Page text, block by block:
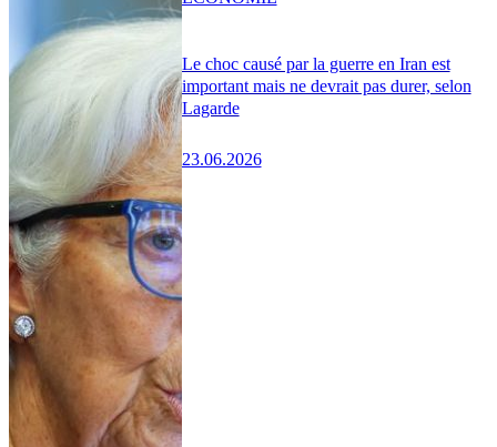
Le choc causé par la guerre en Iran est
important mais ne devrait pas durer, selon
Lagarde
23.06.2026